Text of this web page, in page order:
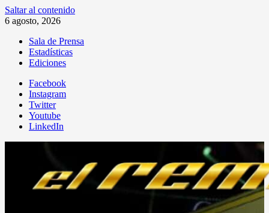
Saltar al contenido
6 agosto, 2026
Sala de Prensa
Estadísticas
Ediciones
Facebook
Instagram
Twitter
Youtube
LinkedIn